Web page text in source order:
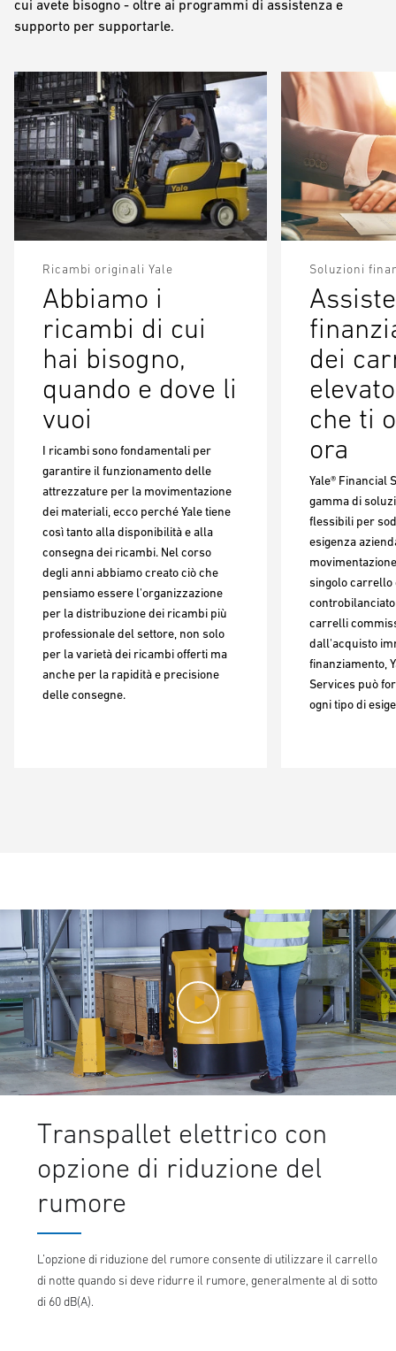
cui avete bisogno - oltre ai programmi di assistenza e
supporto per supportarle.
Ricambi originali Yale
Abbiamo i
ricambi di cui
hai bisogno,
quando e dove li
vuoi
I ricambi sono fondamentali per
garantire il funzionamento delle
attrezzature per la movimentazione
dei materiali, ecco perché Yale tiene
così tanto alla disponibilità e alla
consegna dei ricambi. Nel corso
degli anni abbiamo creato ciò che
pensiamo essere l'organizzazione
per la distribuzione dei ricambi più
professionale del settore, non solo
per la varietà dei ricambi offerti ma
anche per la rapidità e precisione
delle consegne.
Soluzioni
dei
che ti
ora
Yale® Financial
gamma di
flessibili per
esigenza
singolo carrello
carrelli
dall'acquisto
finanziamento,
Services può
ogni tipo di
Transpallet elettrico con
opzione di riduzione del
rumore
L’opzione di riduzione del rumore consente di utilizzare il carrello
di notte quando si deve ridurre il rumore, generalmente al di sotto
di 60 dB(A).